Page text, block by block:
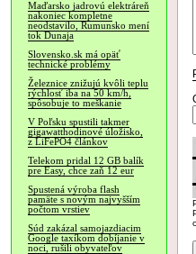
Maďarsko jadrovú elektráreň
nakoniec kompletne
neodstavilo, Rumunsko mení
tok Dunaja
Slovensko.sk má opäť
technické problémy
Železnice znižujú kvôli teplu
rýchlosť iba na 50 km/h,
spôsobuje to meškanie
V Poľsku spustili takmer
gigawatthodinové úložisko,
z LiFePO4 článkov
Telekom pridal 12 GB balík
pre Easy, chce zaň 12 eur
Spustená výroba flash
pamäte s novým najvyšším
počtom vrstiev
Súd zakázal samojazdiacim
Google taxíkom dobíjanie v
noci, rušili obyvateľov